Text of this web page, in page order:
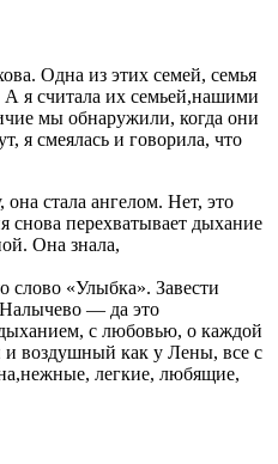
Одна из этих семей, семья
я считала их семьей,нашими
мы обнаружили, когда они
я смеялась и говорила, что
стала ангелом. Нет, это
снова перехватывает дыхание
Она знала,
слово «Улыбка». Завести
— да это
с любовью, о каждой
и воздушный как у Лены, все с
легкие, любящие,